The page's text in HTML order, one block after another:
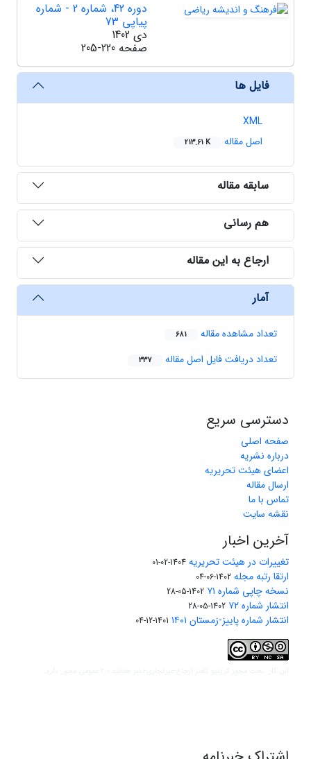
دوره 42، شماره 2 - شماره
پیاپی 73
دی 1402
صفحه 205-220
فایل ها
XML
اصل مقاله
213.61 K
سابقه مقاله
هم رسانی
ارجاع به این مقاله
آمار
تعداد مشاهده مقاله 681
تعداد دریافت فایل اصل مقاله 337
دسترسی سریع
صفحه اصلی
درباره نشریه
اعضای هیئت تحریریه
ارسال مقاله
تماس با ما
نقشه سایت
آخرین اخبار
تغییرات در هیئت تحریریه 1404-02-01
ارتقا رتبه مجله 1402-06-04
نسخه چاپی شماره ۷۱ 1402-05-28
انتشار شماره ۷۲ 1402-05-28
انتشار شماره پاییز-زمستان ۱۴۰۱ 1401-12-04